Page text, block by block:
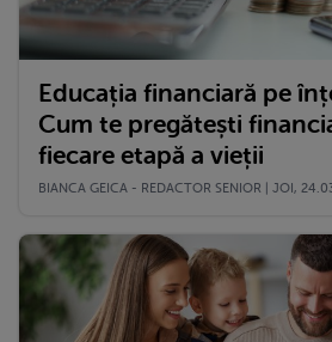
Educația financiară pe
Cum te pregătești
fiecare etapă a vieții
BIANCA GEICA - REDACTOR SENIOR | JOI,